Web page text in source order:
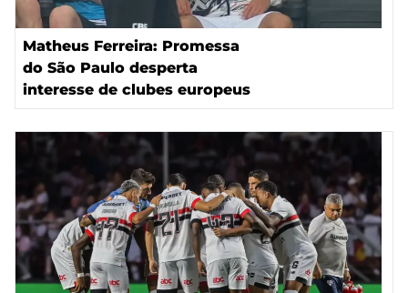
Matheus Ferreira: Promessa
do São Paulo desperta
interesse de clubes europeus